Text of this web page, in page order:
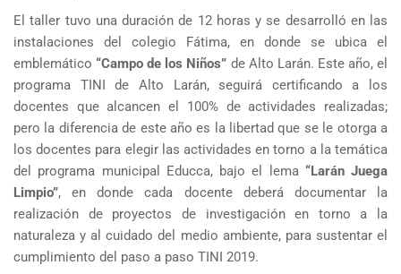
El taller tuvo una duración de 12 horas y se desarrolló en las
instalaciones del colegio Fátima, en donde se ubica el
emblemático“Campo de los Niños” de Alto Larán. Este año, el
programa TINI de Alto Larán, seguirá certificando a los
docentes que alcancen el 100% de actividades realizadas;
pero la diferencia de este año es la libertad que se le otorga a
los docentes para elegir las actividades en torno a la temática
del programa municipal Educca, bajo el lema “Larán Juega
Limpio”, en donde cada docente deberá documentar la
realización de proyectos de investigación en torno a la
naturaleza y al cuidado del medio ambiente, para sustentar el
cumplimiento del paso a paso TINI 2019.